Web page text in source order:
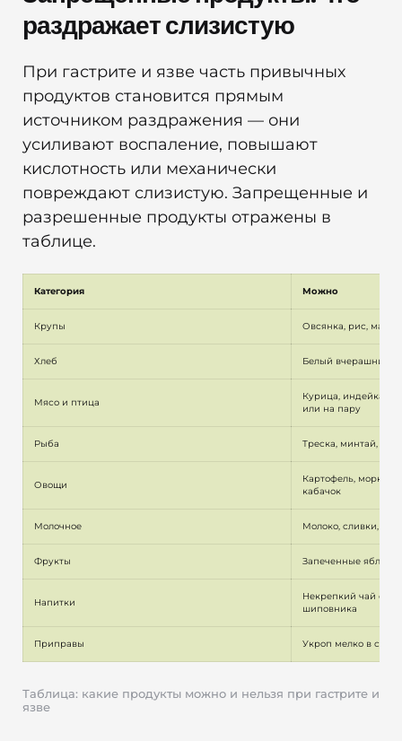
раздражает слизистую
При гастрите и язве часть привычных
продуктов становится прямым
источником раздражения — они
усиливают воспаление, повышают
кислотность или механически
повреждают слизистую. Запрещенные и
разрешенные продукты отражены в
таблице.
Категория Можно
Крупы Овсянка, рис,
Хлеб Белый вчерашний,
Мясо и птица
Курица, индейка,
или на пару
Рыба Треска, минтай,
Овощи
Картофель,
кабачок
Молочное Молоко, сливки,
Фрукты Запеченные
Напитки
Некрепкий чай с
шиповника
Приправы Укроп мелко в суп,
Таблица: какие продукты можно и нельзя при гастрите и
язве